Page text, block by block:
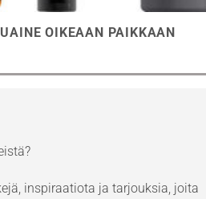
OIKEAAN PAIKKAAN
inspiraatiota ja tarjouksia, joita